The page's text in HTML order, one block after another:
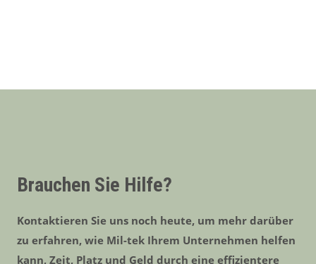
Brauchen Sie Hilfe?
Kontaktieren Sie uns noch heute, um mehr darüber
zu erfahren, wie Mil-tek Ihrem Unternehmen helfen
kann, Zeit, Platz und Geld durch eine effizientere